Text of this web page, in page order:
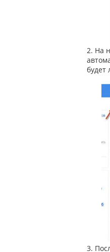
2. На
будет
3.